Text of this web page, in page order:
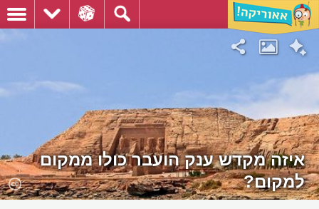
איזה מקדש ענק הועבר כולו ממקום
למקום?